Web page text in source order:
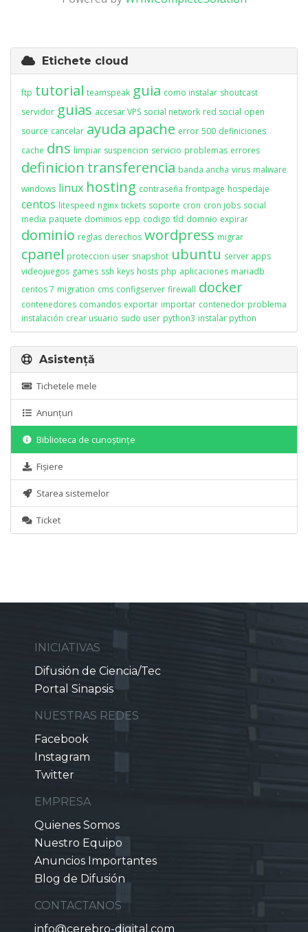
Etichete cloud
ftp tutorial teamspeak guia como instalar shoutcast
servidor guias accesar VPS social network red social open
source cancelar ayuda apache error 500 definiciones
cache dns limpiar suspencion servicio problemas errores
definicion transferencia banda ancha virus malware
windows linux hosting contraseña frontpage hospedaje
centos litespeed nginx tickets soporte cron cron jobs social
media paquete dominios epp codigo tld domnio expirar
dominio reglas derechos wordpress migrar
cpanel proteccion user snapshot ubuntu server apps
videojuegos games ssh keys hosts php aplicaciones mariadb
centos 7 migration cms configserver firewall docker
contenedores comandos exportar importar contenedor problema
instalación crear usuario sudo user python3 instalar python
Asistență
Tichetele mele
Anunțuri
Biblioteca de cunoștințe
Fișiere
Starea sistemelor
Ticket
INICIATIVAS
Difusión de Ciencia/Tec
Portal Sinapsis
NUESTRAS REDES
Facebook
Instagram
Twitter
EMPRESA
Quienes Somos
Nuestro Equipo
Anuncios Importantes
Blog de Difusión
CONTACTANOS
info@cerebro-digital.com